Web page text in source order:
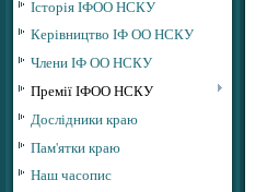
Історія ІФОО НСКУ
Керівництво ІФ ОО НСКУ
Члени ІФ ОО НСКУ
Премії ІФОО НСКУ
Дослідники краю
Пам'ятки краю
Наш часопис